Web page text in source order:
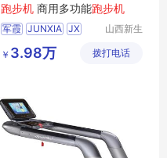
跑步机 商用多功能跑步机
军霞 JUNXIA JX
军霞跑步机
山西新生
材有限公
￥ 3.98万 拨打电话